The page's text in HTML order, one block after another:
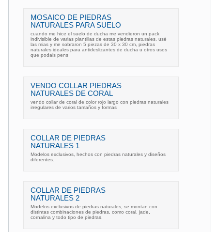
MOSAICO DE PIEDRAS
NATURALES PARA SUELO
cuando me hice el suelo de ducha me vendieron un pack
indivisible de varias plantillas de estas piedras naturales, usé
las mias y me sobraron 5 piezas de 30 x 30 cm, piedras
naturales ideales para antideslizantes de ducha u otros usos
que podais pens
VENDO COLLAR PIEDRAS
NATURALES DE CORAL
vendo collar de coral de color rojo largo con piedras naturales
irregulares de varios tamaños y formas
COLLAR DE PIEDRAS
NATURALES 1
Modelos exclusivos, hechos con piedras naturales y diseños
diferentes.
COLLAR DE PIEDRAS
NATURALES 2
Modelos exclusivos de piedras naturales, se montan con
distintas combinaciones de piedras, como coral, jade,
cornalina y todo tipo de piedras.